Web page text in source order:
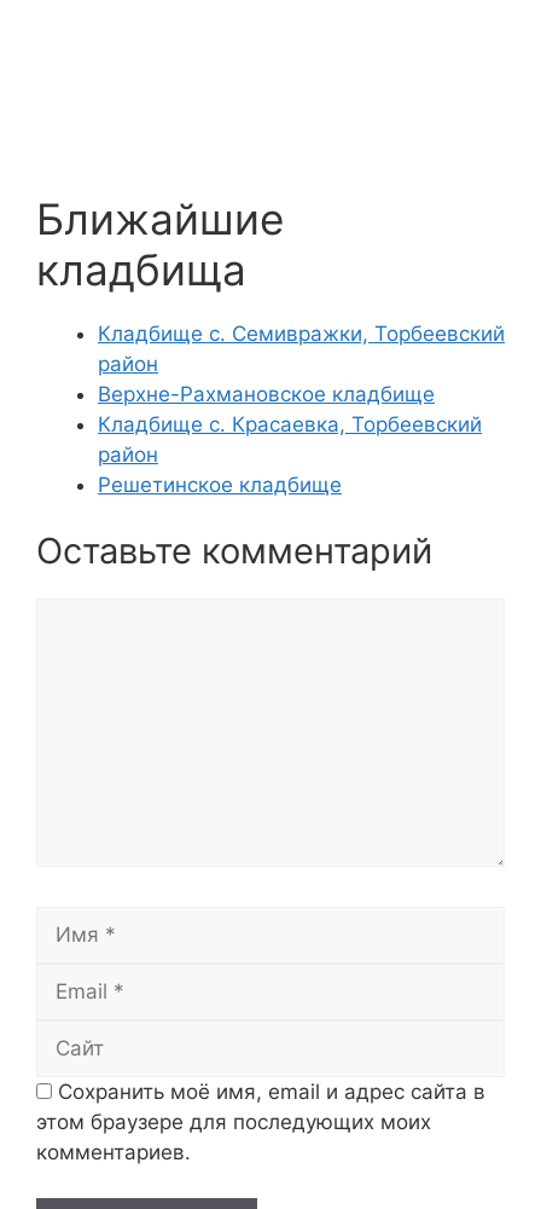
Ближайшие
кладбища
Кладбище с. Семивражки, Торбеевский
район
Верхне-Рахмановское кладбище
Кладбище с. Красаевка, Торбеевский
район
Решетинское кладбище
Оставьте комментарий
Сохранить моё имя, email и адрес сайта в
этом браузере для последующих моих
комментариев.